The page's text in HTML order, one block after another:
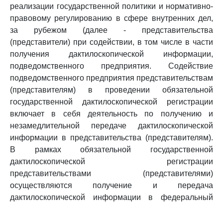
реализации государственной политики и нормативно-
правовому регулированию в сфере внутренних дел,
за рубежом (далее - представительства
(представители) при содействии, в том числе в части
получения дактилоскопической информации,
подведомственного предприятия. Содействие
подведомственного предприятия представительствам
(представителям) в проведении обязательной
государственной дактилоскопической регистрации
включает в себя деятельность по получению и
незамедлительной передаче дактилоскопической
информации в представительства (представителям).
В рамках обязательной государственной
дактилоскопической регистрации
представительствами (представителями)
осуществляются получение и передача
дактилоскопической информации в федеральный